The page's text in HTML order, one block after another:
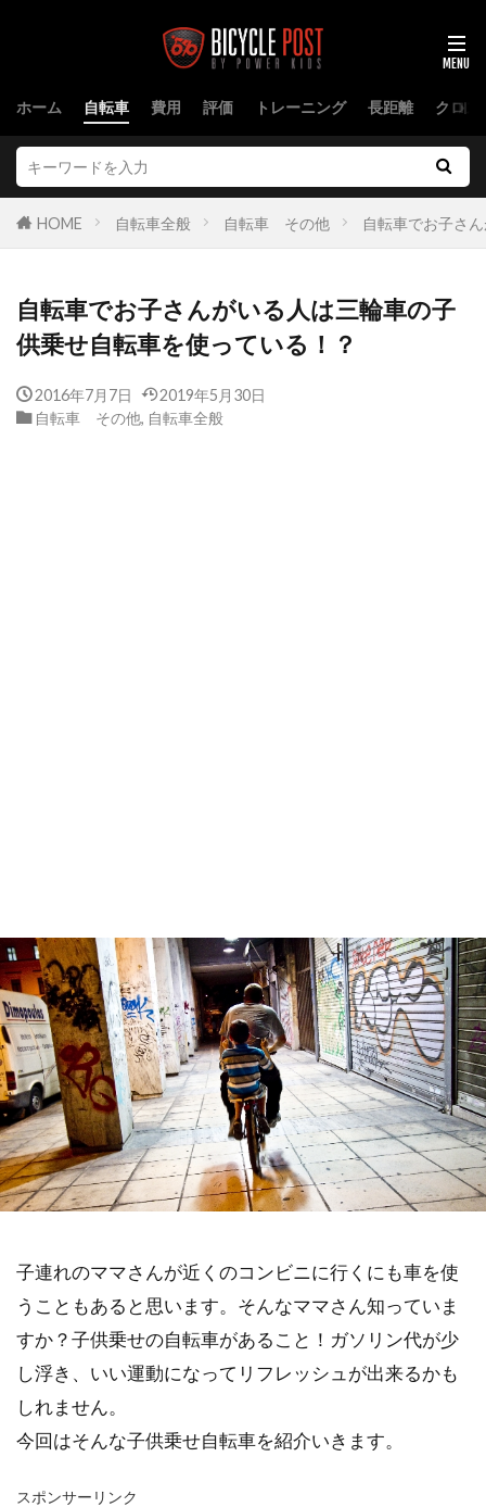
ホーム 自転車 費用 評価 トレーニング 長距離 クロス
HOME 自転車全般 自転車 その他 自転車でお子さ
自転車でお子さんがいる人は三輪車の子
供乗せ自転車を使っている！？
2016年7月7日
2019年5月30日
自転車 その他, 自転車全般
子連れのママさんが近くのコンビニに行くにも車を使
うこともあると思います。そんなママさん知っていま
すか？子供乗せの自転車があること！ガソリン代が少
し浮き、いい運動になってリフレッシュが出来るかも
しれません。
今回はそんな子供乗せ自転車を紹介いきます。
スポンサーリンク